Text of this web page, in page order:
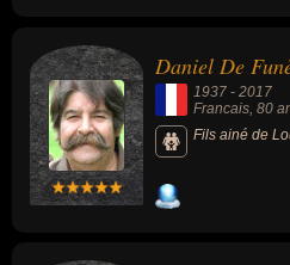
Daniel De
1937 - 2017
Francais , 80
Fils ainé de